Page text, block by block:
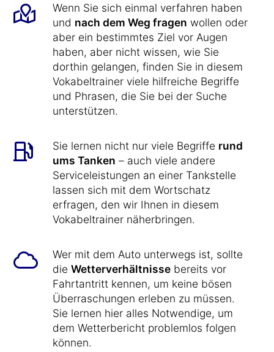
Wenn Sie sich einmal verfahren haben
und nach dem Weg fragen wollen oder
aber ein bestimmtes Ziel vor Augen
haben, aber nicht wissen, wie Sie
dorthin gelangen, finden Sie in diesem
Vokabeltrainer viele hilfreiche Begriffe
und Phrasen, die Sie bei der Suche
unterstützen.
Sie lernen nicht nur viele Begriffe rund
ums Tanken – auch viele andere
Serviceleistungen an einer Tankstelle
lassen sich mit dem Wortschatz
erfragen, den wir Ihnen in diesem
Vokabeltrainer näherbringen.
Wer mit dem Auto unterwegs ist, sollte
die Wetterverhältnisse bereits vor
Fahrtantritt kennen, um keine bösen
Überraschungen erleben zu müssen.
Sie lernen hier alles Notwendige, um
dem Wetterbericht problemlos folgen
können.